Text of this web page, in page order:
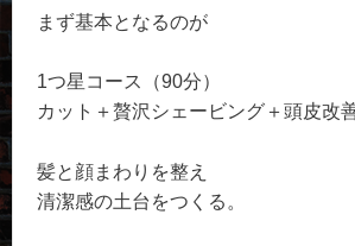
まず基本となるのが
1つ星コース（90分）
カット＋贅沢シェービング＋頭皮改
髪と顔まわりを整え
清潔感の土台をつくる。